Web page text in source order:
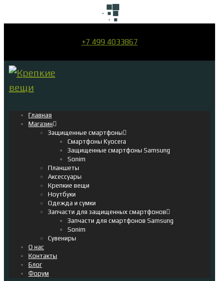
+7 499 4033867
Главная
Магазин
Защищенные смартфоны
Смартфоны Kyocera
Защищенные смартфоны Samsung
Sonim
Планшеты
Аксессуары
Крепкие вещи
Ноутбуки
Одежда и сумки
Запчасти для защищенных смартфонов
Запчасти для смартфонов Samsung
Sonim
Сувениры
О нас
Контакты
Блог
Форум